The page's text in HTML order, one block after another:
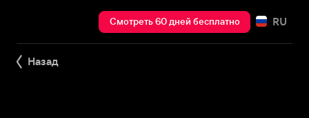
Смотреть 60 дней бесплатно RU
Назад